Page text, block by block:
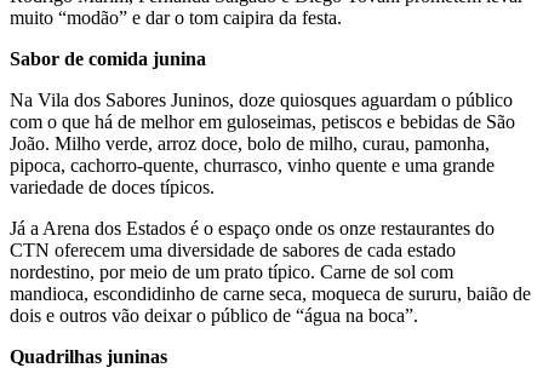
muito “modão” e dar o tom caipira da festa.
Sabor de comida junina
Na Vila dos Sabores Juninos, doze quiosques aguardam o público
com o que há de melhor em guloseimas, petiscos e bebidas de São
João. Milho verde, arroz doce, bolo de milho, curau, pamonha,
pipoca, cachorro-quente, churrasco, vinho quente e uma grande
variedade de doces típicos.
Já a Arena dos Estados é o espaço onde os onze restaurantes do
CTN oferecem uma diversidade de sabores de cada estado
nordestino, por meio de um prato típico. Carne de sol com
mandioca, escondidinho de carne seca, moqueca de sururu, baião de
dois e outros vão deixar o público de “água na boca”.
Quadrilhas juninas